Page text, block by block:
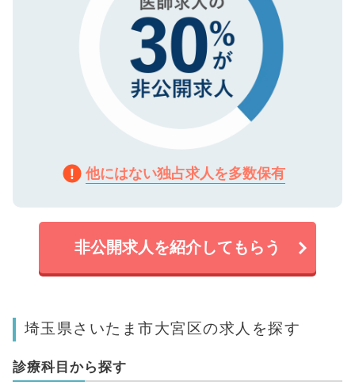
他にはない独占求人を多数保有
非公開求人を紹介してもらう
埼玉県さいたま市大宮区の求人を探す
診療科目から探す